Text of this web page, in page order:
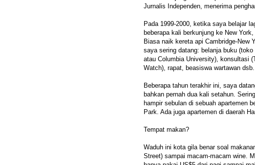
Jurnalis Independen, menerima
Pada 1999-2000, ketika saya belajar
beberapa kali berkunjung ke New
Biasa naik kereta api Cambridge-New
saya sering datang: belanja buku
atau Columbia University), konsultasi
Watch), rapat, beasiswa wartawan dsb.
Beberapa tahun terakhir ini, saya
bahkan pernah dua kali setahun.
hampir sebulan di sebuah apartemen
Park. Ada juga apartemen di daerah
Tempat makan?
Waduh ini kota gila benar soal
Street) sampai macam-macam wine.